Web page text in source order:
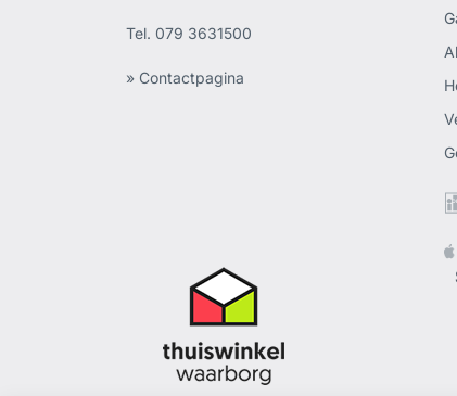
Tel. 079 3631500
» Contactpagina